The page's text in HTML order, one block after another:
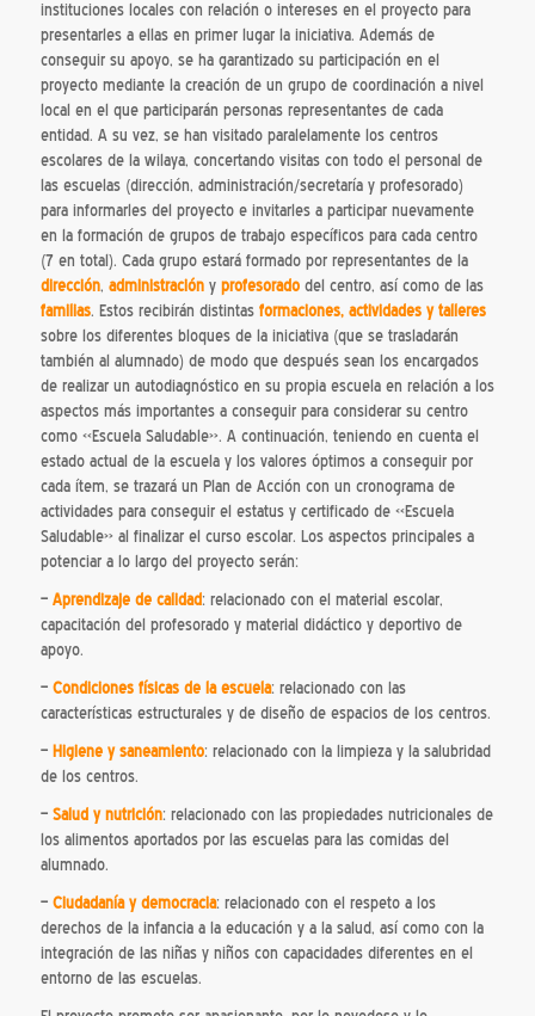
instituciones locales con relación o intereses en el proyecto para
presentarles a ellas en primer lugar la iniciativa. Además de
conseguir su apoyo, se ha garantizado su participación en el
proyecto mediante la creación de un grupo de coordinación a nivel
local en el que participarán personas representantes de cada
entidad. A su vez, se han visitado paralelamente los centros
escolares de la wilaya, concertando visitas con todo el personal de
las escuelas (dirección, administración/secretaría y profesorado)
para informarles del proyecto e invitarles a participar nuevamente
en la formación de grupos de trabajo específicos para cada centro
(7 en total). Cada grupo estará formado por representantes de la
dirección, administración y profesorado del centro, así como de las
familias. Estos recibirán distintas formaciones, actividades y talleres
sobre los diferentes bloques de la iniciativa (que se trasladarán
también al alumnado) de modo que después sean los encargados
de realizar un autodiagnóstico en su propia escuela en relación a los
aspectos más importantes a conseguir para considerar su centro
como «Escuela Saludable». A continuación, teniendo en cuenta el
estado actual de la escuela y los valores óptimos a conseguir por
cada ítem, se trazará un Plan de Acción con un cronograma de
actividades para conseguir el estatus y certificado de «Escuela
Saludable» al finalizar el curso escolar. Los aspectos principales a
potenciar a lo largo del proyecto serán:
– Aprendizaje de calidad : relacionado con el material escolar,
capacitación del profesorado y material didáctico y deportivo de
apoyo.
– Condiciones físicas de la escuela: relacionado con las
características estructurales y de diseño de espacios de los centros.
– Higiene y saneamiento: relacionado con la limpieza y la salubridad
de los centros.
– Salud y nutrición: relacionado con las propiedades nutricionales de
los alimentos aportados por las escuelas para las comidas del
alumnado.
– Ciudadanía y democracia: relacionado con el respeto a los
derechos de la infancia a la educación y a la salud, así como con la
integración de las niñas y niños con capacidades diferentes en el
entorno de las escuelas.